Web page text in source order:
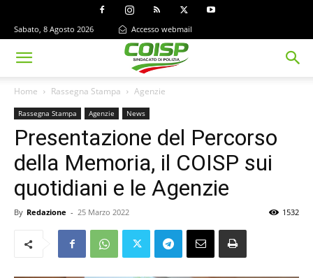
Sabato, 8 Agosto 2026 Accesso webmail
Home Rassegna Stampa Agenzie
Rassegna Stampa Agenzie News
Presentazione del Percorso
della Memoria, il COISP sui
quotidiani e le Agenzie
By Redazione - 25 Marzo 2022 1532